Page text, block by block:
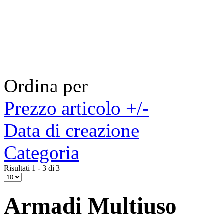
Ordina per
Prezzo articolo +/-
Data di creazione
Categoria
Risultati 1 - 3 di 3
Armadi Multiuso